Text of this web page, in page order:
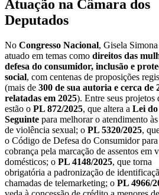
Atuação na Câmara dos
Deputados
No Congresso Nacional, Gisela
atuado em temas como direitos das
defesa do consumidor, inclusão e
social, com centenas de proposições
(mais de 300 de sua autoria e cerca de
relatadas em 2025). Entre seus projetos
estão o PL 872/2025, que altera a Lei
Seguinte para melhorar o atendimento
de violência sexual; o PL 5320/2025,
o Código de Defesa do Consumidor
cobrança pela marcação de assentos em
domésticos; o PL 4148/2025, que torna
obrigatória a padronização de
chamadas de telemarketing; o PL 4966/